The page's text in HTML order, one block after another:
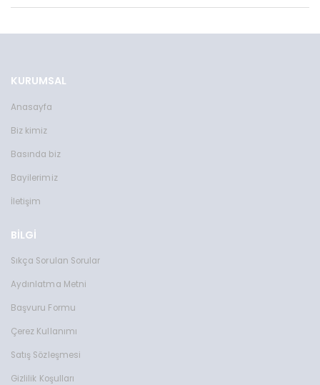
KURUMSAL
Anasayfa
Biz kimiz
Basında biz
Bayilerimiz
İletişim
BİLGİ
Sıkça Sorulan Sorular
Aydınlatma Metni
Başvuru Formu
Çerez Kullanımı
Satış Sözleşmesi
Gizlilik Koşulları